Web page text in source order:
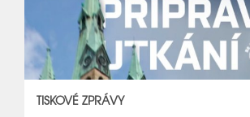
TISKOVÉ ZPRÁVY